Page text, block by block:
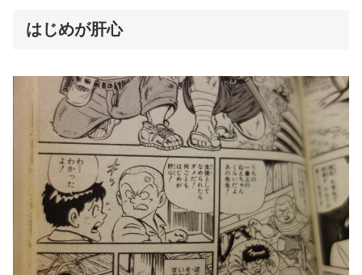
はじめが肝心